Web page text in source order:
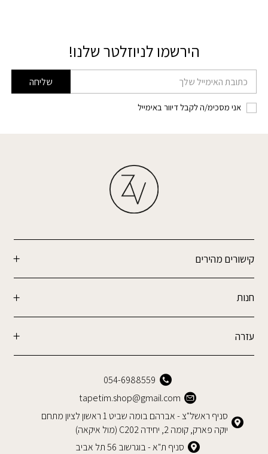
הירשמו לניוזלטר שלנו!
דוא׳׳ל שליחה
אני מסכימ/ה לקבל דיוור באימייל
קישורים מהירים
חנות
עזרה
054-6988559
tapetim.shop@gmail.com
סניף ראשל"צ - אברהם בומה שביט 1 ראשון לציון מתחם
יוקה פארק, קומה 2, יחידה C202 (מול איקאה)
סניף ת"א - בוגרשוב 56 תל אביב